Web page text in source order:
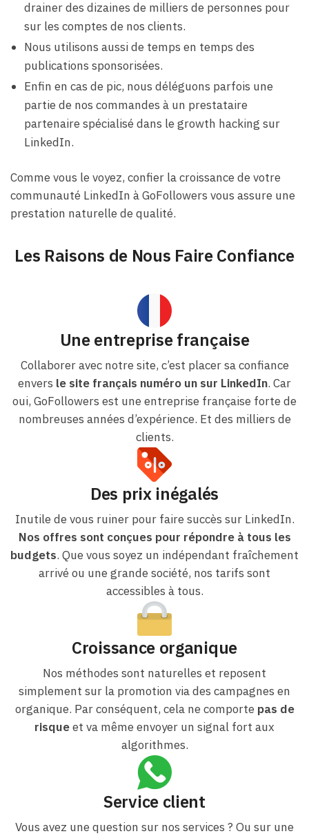
drainer des dizaines de milliers de personnes pour
sur les comptes de nos clients.
Nous utilisons aussi de temps en temps des
publications sponsorisées.
Enfin en cas de pic, nous déléguons parfois une
partie de nos commandes à un prestataire
partenaire spécialisé dans le growth hacking sur
LinkedIn.
Comme vous le voyez, confier la croissance de votre
communauté LinkedIn à GoFollowers vous assure une
prestation naturelle de qualité.
Les Raisons de Nous Faire Confiance
Une entreprise française
Collaborer avec notre site, c’est placer sa confiance
envers le site français numéro un sur LinkedIn. Car
oui, GoFollowers est une entreprise française forte de
nombreuses années d’expérience. Et des milliers de
clients.
Des prix inégalés
Inutile de vous ruiner pour faire succès sur LinkedIn.
Nos offres sont conçues pour répondre à tous les
budgets. Que vous soyez un indépendant fraîchement
arrivé ou une grande société, nos tarifs sont
accessibles à tous.
Croissance organique
Nos méthodes sont naturelles et reposent
simplement sur la promotion via des campagnes en
organique. Par conséquent, cela ne comporte pas de
risqueet va même envoyer un signal fort aux
algorithmes.
Service client
Vous avez une question sur nos services ? Ou sur une